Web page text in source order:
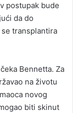
postupak bude
da do
transplantira
Bennetta. Za
na životu
novog
biti skinut